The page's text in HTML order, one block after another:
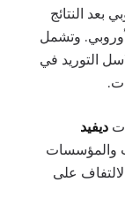
بعد النتائج
وتشمل
التوريد في
ديفيد
والمؤسسات
على